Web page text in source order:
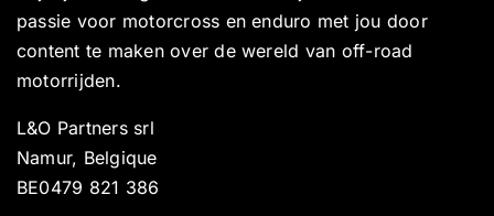
passie voor motorcross en enduro met jou door
content te maken over de wereld van off-road
motorrijden.
L&O Partners srl
Namur, Belgique
BE0479 821 386